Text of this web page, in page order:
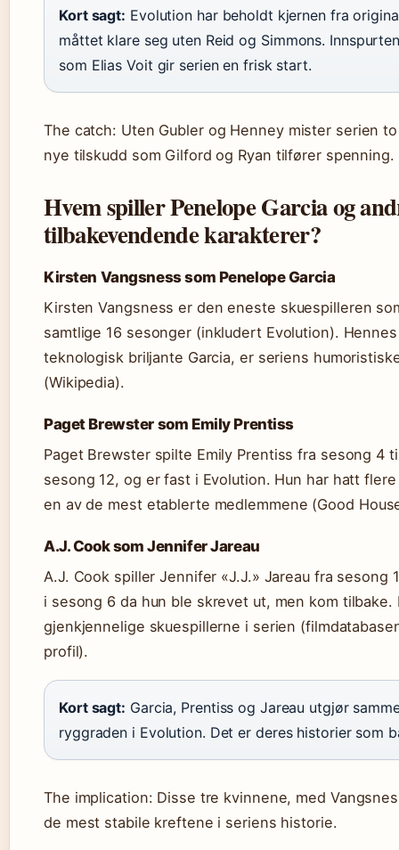
Kort sagt: Evolution har beholdt kjernen fra
måttet klare seg uten Reid og Simmons.
som Elias Voit gir serien en frisk start.
The catch: Uten Gubler og Henney mister serien
nye tilskudd som Gilford og Ryan tilfører spenning.
Hvem spiller Penelope Garcia og
tilbakevendende karakterer?
Kirsten Vangsness som Penelope Garcia
Kirsten Vangsness er den eneste skuespilleren
samtlige 16 sesonger (inkludert Evolution).
teknologisk briljante Garcia, er seriens
(Wikipedia).
Paget Brewster som Emily Prentiss
Paget Brewster spilte Emily Prentiss fra sesong 4
sesong 12, og er fast i Evolution. Hun har hatt
en av de mest etablerte medlemmene (Good
A.J. Cook som Jennifer Jareau
A.J. Cook spiller Jennifer «J.J.» Jareau fra sesong
i sesong 6 da hun ble skrevet ut, men kom tilbake.
gjenkjennelige skuespillerne i serien
profil).
Kort sagt: Garcia, Prentiss og Jareau utgjør
ryggraden i Evolution. Det er deres historier som
The implication: Disse tre kvinnene, med
de mest stabile kreftene i seriens historie.